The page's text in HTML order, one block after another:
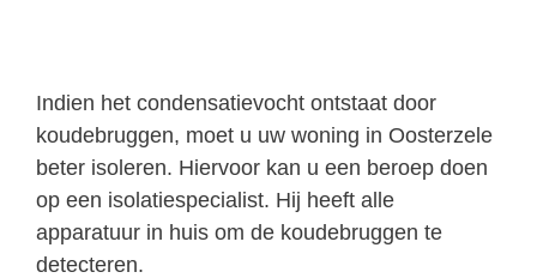
Indien het condensatievocht ontstaat door
koudebruggen, moet u uw woning in Oosterzele
beter isoleren. Hiervoor kan u een beroep doen
op een isolatiespecialist. Hij heeft alle
apparatuur in huis om de koudebruggen te
detecteren.